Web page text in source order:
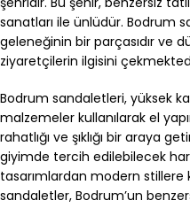
sanatları ile ünlüdür. Bodrum
geleneğinin bir parçasıdır ve
ziyaretçilerin ilgisini
Bodrum sandaletleri, yüksek
malzemeler kullanılarak el
rahatlığı ve şıklığı bir araya
giyimde tercih edilebilecek
tasarımlardan modern stillere
sandaletler, Bodrum’un